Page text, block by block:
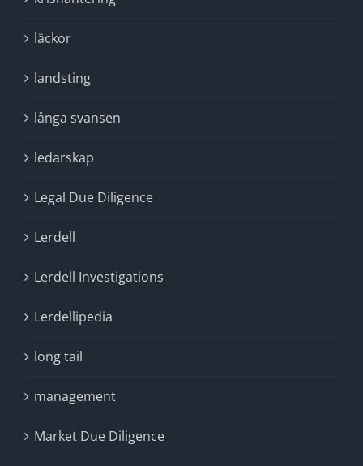
läckor
landsting
långa svansen
ledarskap
Legal Due Diligence
Lerdell
Lerdell Investigations
Lerdellipedia
long tail
management
Market Due Diligence